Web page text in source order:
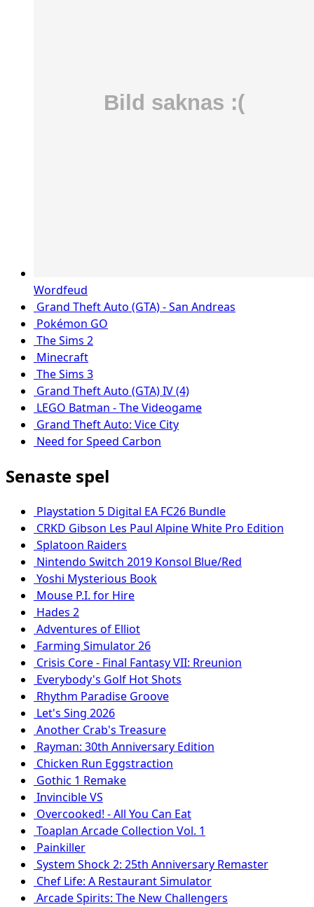
Wordfeud
Grand Theft Auto (GTA) - San Andreas
Pokémon GO
The Sims 2
Minecraft
The Sims 3
Grand Theft Auto (GTA) IV (4)
LEGO Batman - The Videogame
Grand Theft Auto: Vice City
Need for Speed Carbon
Senaste spel
Playstation 5 Digital EA FC26 Bundle
CRKD Gibson Les Paul Alpine White Pro Edition
Splatoon Raiders
Nintendo Switch 2019 Konsol Blue/Red
Yoshi Mysterious Book
Mouse P.I. for Hire
Hades 2
Adventures of Elliot
Farming Simulator 26
Crisis Core - Final Fantasy VII: Rreunion
Everybody's Golf Hot Shots
Rhythm Paradise Groove
Let's Sing 2026
Another Crab's Treasure
Rayman: 30th Anniversary Edition
Chicken Run Eggstraction
Gothic 1 Remake
Invincible VS
Overcooked! - All You Can Eat
Toaplan Arcade Collection Vol. 1
Painkiller
System Shock 2: 25th Anniversary Remaster
Chef Life: A Restaurant Simulator
Arcade Spirits: The New Challengers